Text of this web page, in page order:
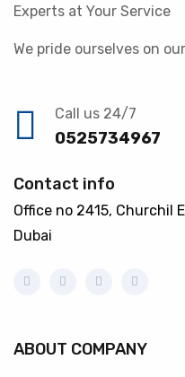
Experts at Your Service
We pride ourselves on
Call us 24/7
0525734967
Contact info
Office no 2415, Churchil
Dubai
ABOUT COMPANY